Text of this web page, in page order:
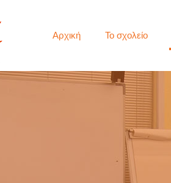
Αρχική Το σχολείο